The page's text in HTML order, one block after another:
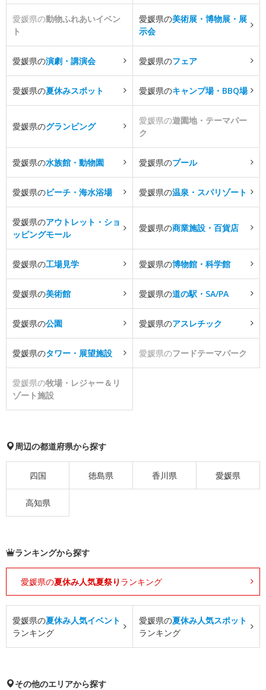
愛媛県の動物ふれあいイベン
ト
愛媛県の美術展・博物展・展
示会
愛媛県の演劇・講演会 愛媛県のフェア
愛媛県の夏休みスポット 愛媛県のキャンプ場・BBQ場
愛媛県のグランピング
愛媛県の遊園地・テーマパー
ク
愛媛県の水族館・動物園 愛媛県のプール
愛媛県のビーチ・海水浴場 愛媛県の温泉・スパリゾート
愛媛県のアウトレット・ショ
ッピングモール
愛媛県の商業施設・百貨店
愛媛県の工場見学 愛媛県の博物館・科学館
愛媛県の美術館 愛媛県の道の駅・SA/PA
愛媛県の公園 愛媛県のアスレチック
愛媛県のタワー・展望施設 愛媛県のフードテーマパーク
愛媛県の牧場・レジャー＆リ
ゾート施設
周辺の都道府県から探す
四国 徳島県 香川県 愛媛県
高知県
ランキングから探す
愛媛県の夏休み人気夏祭り ランキング
愛媛県の夏休み人気イベント
ランキング
愛媛県の夏休み人気スポット
ランキング
その他のエリアから探す